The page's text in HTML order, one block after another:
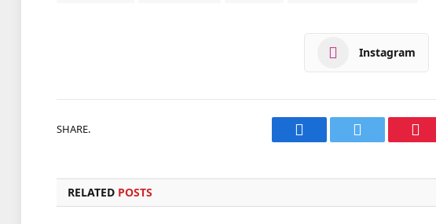
Instagram
SHARE. FacebookTwitter
RELATED POSTS